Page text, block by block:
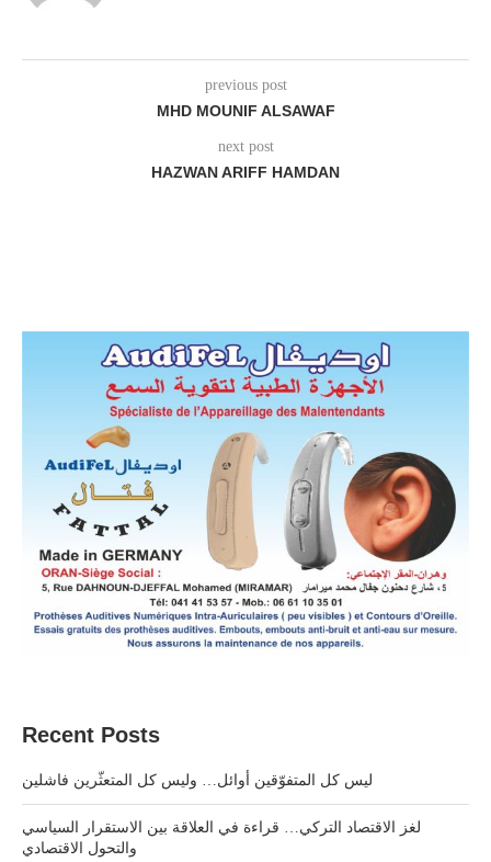
previous post
MHD MOUNIF ALSAWAF
next post
HAZWAN ARIFF HAMDAN
Recent Posts
ليس كل المتفوّقين أوائل… وليس كل المتعثّرين فاشلين
لغز الاقتصاد التركي… قراءة في العلاقة بين الاستقرار السياسي
والتحول الاقتصادي